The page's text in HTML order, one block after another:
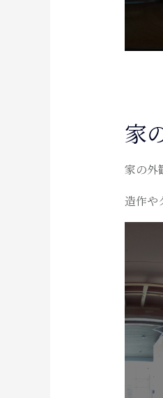
家
家の外
造作や